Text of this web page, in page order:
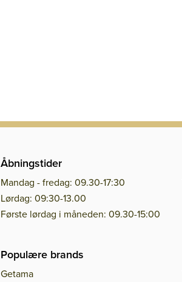
Åbningstider
Mandag - fredag: 09.30-17:30
Lørdag: 09:30-13.00
Første lørdag i måneden: 09.30-15:00
Populære brands
Getama